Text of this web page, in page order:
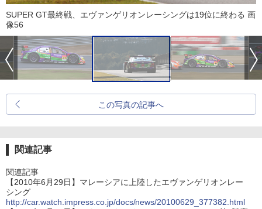
SUPER GT最終戦、エヴァンゲリオンレーシングは19位に終わる 画
像56
この写真の記事へ
関連記事
関連記事
【2010年6月29日】マレーシアに上陸したエヴァンゲリオンレー
シング
http://car.watch.impress.co.jp/docs/news/20100629_377382.html